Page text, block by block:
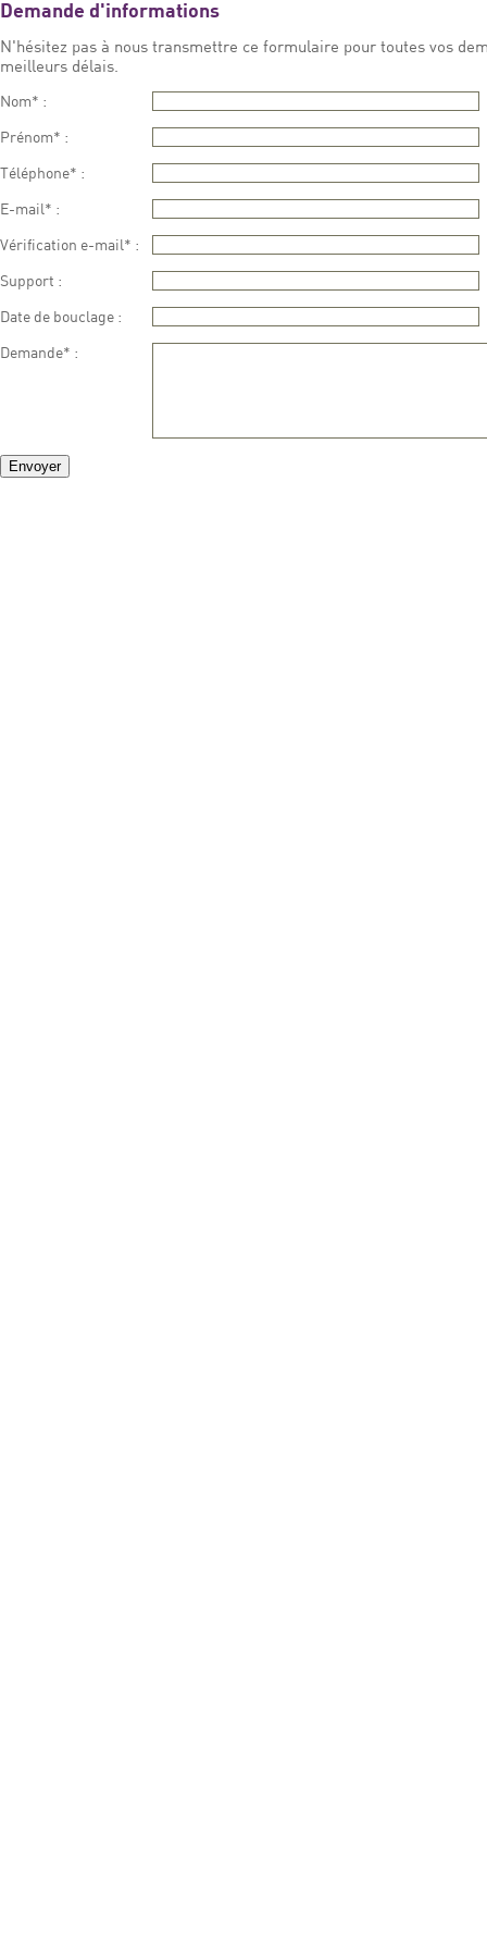
Demande d'informations
N'hésitez pas à nous transmettre ce formulaire pour toutes vos
meilleurs délais.
Nom* :
Prénom* :
Téléphone* :
E-mail* :
Vérification e-mail* :
Support :
Date de bouclage :
Demande* :